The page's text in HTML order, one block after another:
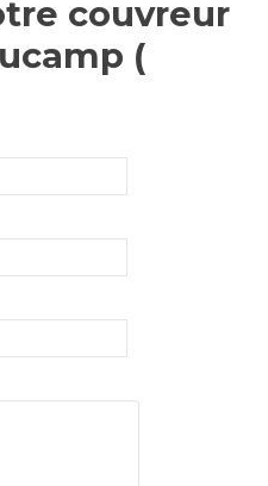
couvreur
(